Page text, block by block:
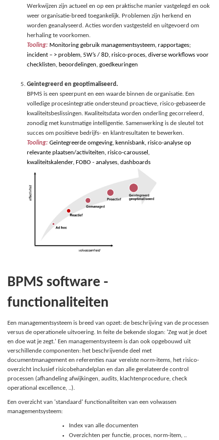
Werkwijzen zijn actueel en op een praktische manier vastgelegd en ook
weer organisatie-breed toegankelijk. Problemen zijn herkend en
worden geanalyseerd. Acties worden vastgesteld en uitgevoerd om
herhaling te voorkomen.
Tooling: Monitoring gebruik managementsysteem, rapportages;
incident – > problem, 5W’s / 8D, risico-proces, diverse workflows voor
checklisten, beoordelingen, goedkeuringen
Geintegreerd en geoptimaliseerd.
BPMS is een speerpunt en een waarde binnen de organisatie. Een
volledige procesintegratie ondersteund proactieve, risico-gebaseerde
kwaliteitsbeslissingen. Kwaliteitsdata worden onderling gecorreleerd,
zonodig met kunstmatige intelligentie. Samenwerking is de sleutel tot
succes om positieve bedrijfs- en klantresultaten te bewerken.
Tooling: Geintegreerde omgeving, kennisbank, risico-analyse op
relevante plaatsen/activiteiten, risico-caroussel ,
kwaliteitskalender, FOBO - analyses, dashboards
BPMS software -
functionaliteiten
Een managementsysteem is breed van opzet: de beschrijving van de processen
versus de operationele uitvoering. In feite de bekende slogan: 'Zeg wat je doet
en doe wat je zegt.' Een managementsysteem is dan ook opgebouwd uit
verschillende componenten: het beschrijvende deel met
documentmanagement en referenties naar vereiste norm-items, het risico-
overzicht inclusief risicobehandelplan en dan alle gerelateerde control
processen (afhandeling afwijkingen, audits, klachtenprocedure, check
operational excellence, ..).
Een overzicht van 'standaard' functionaliteiten van een volwassen
managementsysteem:
Index van alle documenten
Overzichten per functie, proces, norm-item, ..